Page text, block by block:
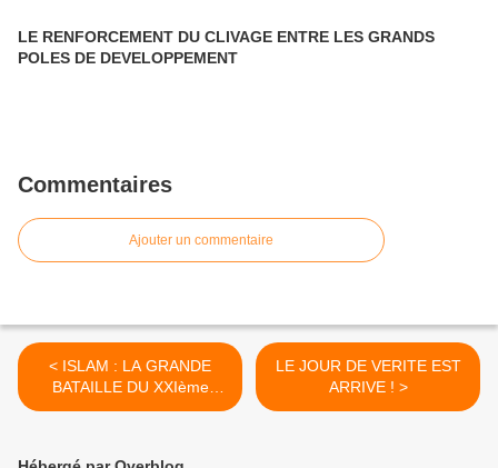
LE RENFORCEMENT DU CLIVAGE ENTRE LES GRANDS
POLES DE DEVELOPPEMENT
Commentaires
Ajouter un commentaire
< ISLAM : LA GRANDE
BATAILLE DU XXIème
SIECLE
LE JOUR DE VERITE EST
ARRIVE ! >